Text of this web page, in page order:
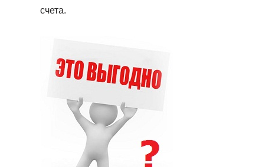
счета.